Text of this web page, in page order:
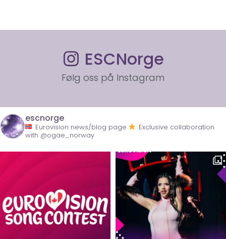
ESCNorge
Følg oss på Instagram
escnorge
Eurovision news/blog page
Exclusive collaboration
with @ogae_norway